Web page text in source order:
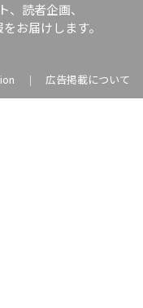
読者企画、
お届けします。
｜ 広告掲載について